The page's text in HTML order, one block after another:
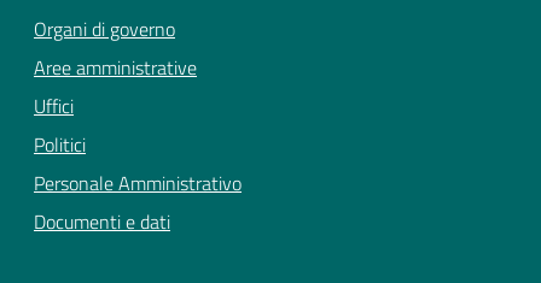
Organi di governo
Aree amministrative
Uffici
Politici
Personale Amministrativo
Documenti e dati